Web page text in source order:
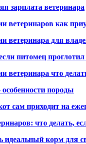
зарплата ветеринара
ветеринаров как
ветеринара для
питомец
ветеринара что
породы
сам приходит на
что делать,
корм для